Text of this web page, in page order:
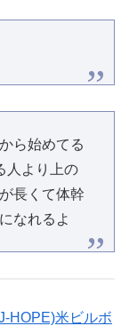
ら始めてる
人より上の
長くて体幹
なれるよ
HOPE)米ビルボ